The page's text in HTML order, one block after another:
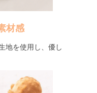
材感
地を使用し、優し